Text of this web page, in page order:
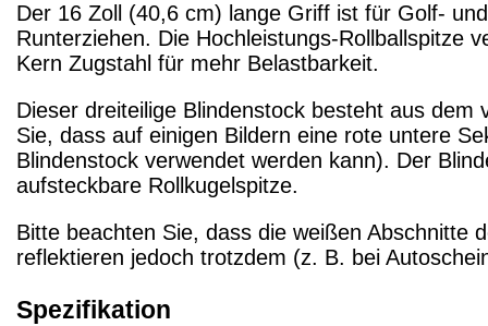
Der 16 Zoll (40,6 cm) lange Griff ist für Golf-
Runterziehen. Die Hochleistungs-Rollballspitze
Kern Zugstahl für mehr Belastbarkeit.
Dieser dreiteilige Blindenstock besteht aus
Sie, dass auf einigen Bildern eine rote untere
Blindenstock verwendet werden kann). Der
aufsteckbare Rollkugelspitze.
Bitte beachten Sie, dass die weißen Abschnitte
reflektieren jedoch trotzdem (z. B. bei
Spezifikation